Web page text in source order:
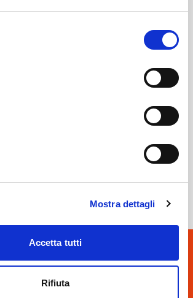
Mostra dettagli
Accetta tutti
Rifiuta
Obituaries